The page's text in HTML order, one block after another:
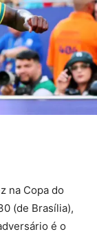
na Copa do
(de Brasília),
é o